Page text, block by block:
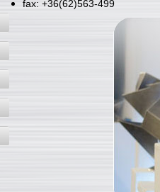
fax: +36(62)563-499